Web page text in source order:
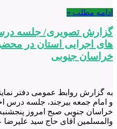
ادامه مطلب »
گزارش تصویری/ جلسه
های اجرایی استان در محضر
خراسان جنوبی
به گزارش روابط عمومی دفتر
و امام جمعه بیرجند، جلسه درس
خراسان جنوبی صبح امروز
والمسلمین آقای حاج سید علیرضا